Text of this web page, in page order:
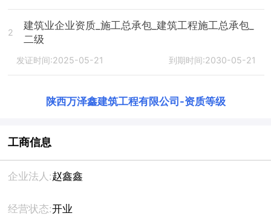
2
建筑业企业资质_施工总承包_建筑工程施工总承包_
二级
发证时间:2025-05-21 到期时间:2030-05-21
陕西万泽鑫建筑工程有限公司 -资质等级
工商信息
企业法人:赵鑫鑫
经营状态:开业